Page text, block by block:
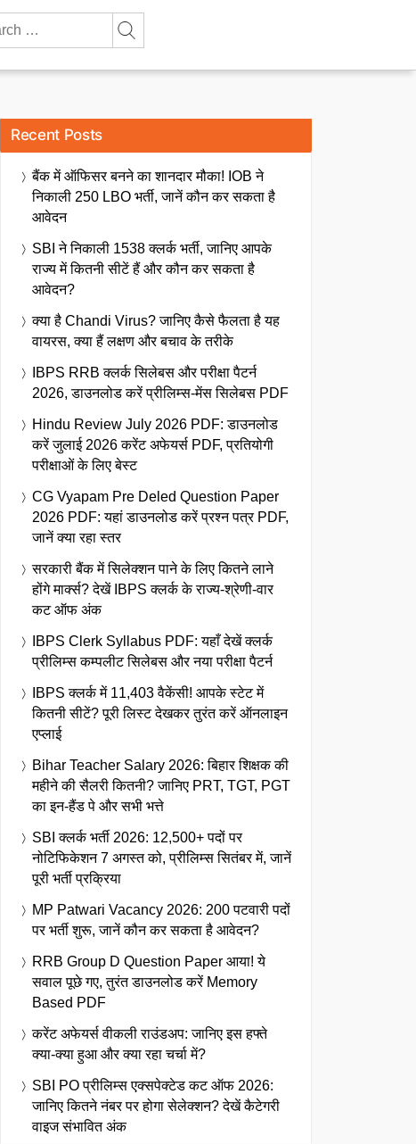
Recent Posts
बैंक में ऑफिसर बनने का शानदार मौका! IOB ने
निकाली 250 LBO भर्ती, जानें कौन कर सकता है
आवेदन
SBI ने निकाली 1538 क्लर्क भर्ती, जानिए आपके
राज्य में कितनी सीटें हैं और कौन कर सकता है
आवेदन?
क्या है Chandi Virus? जानिए कैसे फैलता है यह
वायरस, क्या हैं लक्षण और बचाव के तरीके
IBPS RRB क्लर्क सिलेबस और परीक्षा पैटर्न
2026, डाउनलोड करें प्रीलिम्स-मेंस सिलेबस PDF
Hindu Review July 2026 PDF: डाउनलोड
करें जुलाई 2026 करेंट अफेयर्स PDF, प्रतियोगी
परीक्षाओं के लिए बेस्ट
CG Vyapam Pre Deled Question Paper
2026 PDF: यहां डाउनलोड करें प्रश्न पत्र PDF,
जानें क्या रहा स्तर
सरकारी बैंक में सिलेक्शन पाने के लिए कितने लाने
होंगे मार्क्स? देखें IBPS क्लर्क के राज्य-श्रेणी-वार
कट ऑफ अंक
IBPS Clerk Syllabus PDF: यहाँ देखें क्लर्क
प्रीलिम्स कम्पलीट सिलेबस और नया परीक्षा पैटर्न
IBPS क्लर्क में 11,403 वैकेंसी! आपके स्टेट में
कितनी सीटें? पूरी लिस्ट देखकर तुरंत करें ऑनलाइन
एप्लाई
Bihar Teacher Salary 2026: बिहार शिक्षक की
महीने की सैलरी कितनी? जानिए PRT, TGT, PGT
का इन-हैंड पे और सभी भत्ते
SBI क्लर्क भर्ती 2026: 12,500+ पदों पर
नोटिफिकेशन 7 अगस्त को, प्रीलिम्स सितंबर में, जानें
पूरी भर्ती प्रक्रिया
MP Patwari Vacancy 2026: 200 पटवारी पदों
पर भर्ती शुरू, जानें कौन कर सकता है आवेदन?
RRB Group D Question Paper आया! ये
सवाल पूछे गए, तुरंत डाउनलोड करें Memory
Based PDF
करेंट अफेयर्स वीकली राउंडअप: जानिए इस हफ्ते
क्या-क्या हुआ और क्या रहा चर्चा में?
SBI PO प्रीलिम्स एक्सपेक्टेड कट ऑफ 2026:
जानिए कितने नंबर पर होगा सेलेक्शन? देखें कैटेगरी
वाइज संभावित अंक